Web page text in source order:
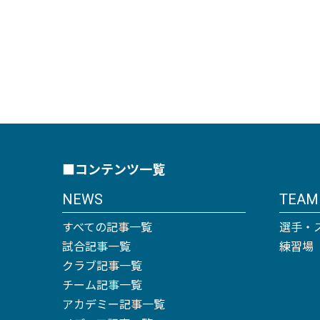
■コンテンツ一覧
NEWS
すべての記事一覧
試合記事一覧
クラブ記事一覧
チーム記事一覧
アカデミー記事一覧
TEAM
選手・
練習場